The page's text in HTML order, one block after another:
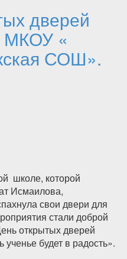
дверей
МКОУ «
СОШ».
школе, которой
Исмаилова,
свои двери для
стали доброй
открытых дверей
будет в радость».